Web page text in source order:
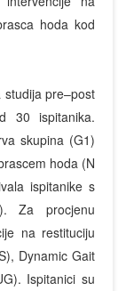
hoda kod
pre–post
30 ispitanika.
skupina (G1)
hoda (N
ispitanike s
Za procjenu
na restituciju
Dynamic Gait
Ispitanici su